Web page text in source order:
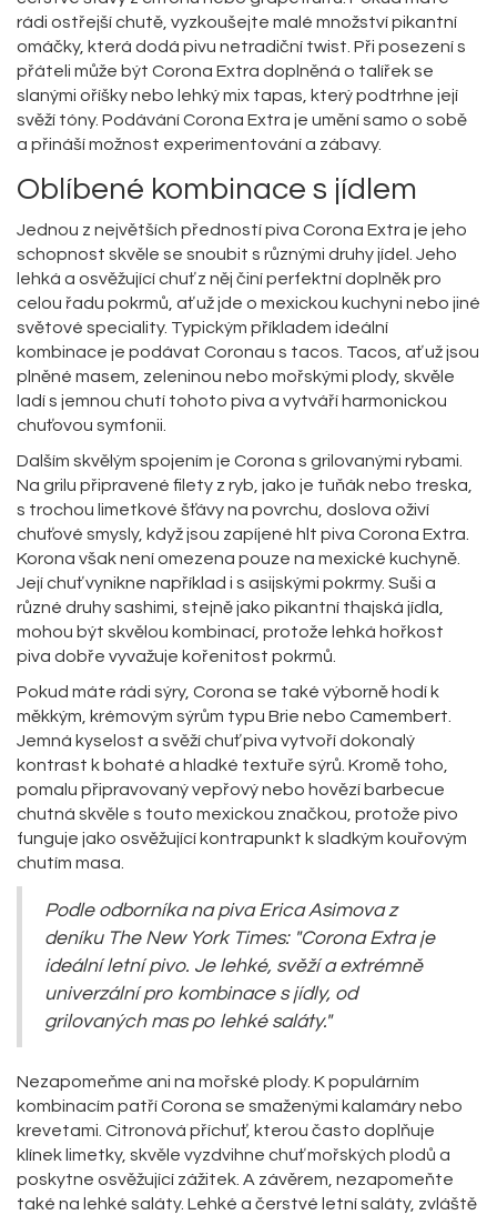
rádi ostřejší chutě, vyzkoušejte malé množství pikantní
omáčky, která dodá pivu netradiční twist. Při posezení s
přáteli může být Corona Extra doplněná o talířek se
slanými oříšky nebo lehký mix tapas, který podtrhne její
svěží tóny. Podávání Corona Extra je umění samo o sobě
a přináší možnost experimentování a zábavy.
Oblíbené kombinace s jídlem
Jednou z největších předností piva Corona Extra je jeho
schopnost skvěle se snoubit s různými druhy jídel. Jeho
lehká a osvěžující chuť z něj činí perfektní doplněk pro
celou řadu pokrmů, ať už jde o mexickou kuchyni nebo jiné
světové speciality. Typickým příkladem ideální
kombinace je podávat Coronau s tacos. Tacos, ať už jsou
plněné masem, zeleninou nebo mořskými plody, skvěle
ladí s jemnou chutí tohoto piva a vytváří harmonickou
chuťovou symfonii.
Dalším skvělým spojením je Corona s grilovanými rybami.
Na grilu připravené filety z ryb, jako je tuňák nebo treska,
s trochou limetkové šťávy na povrchu, doslova oživí
chuťové smysly, když jsou zapíjené hlt piva Corona Extra.
Korona však není omezena pouze na mexické kuchyně.
Její chuť vynikne například i s asijskými pokrmy. Suši a
různé druhy sashimi, stejně jako pikantní thajská jídla,
mohou být skvělou kombinací, protože lehká hořkost
piva dobře vyvažuje kořenitost pokrmů.
Pokud máte rádi sýry, Corona se také výborně hodí k
měkkým, krémovým sýrům typu Brie nebo Camembert.
Jemná kyselost a svěží chuť piva vytvoří dokonalý
kontrast k bohaté a hladké textuře sýrů. Kromě toho,
pomalu připravovaný vepřový nebo hovězí barbecue
chutná skvěle s touto mexickou značkou, protože pivo
funguje jako osvěžující kontrapunkt k sladkým kouřovým
chutím masa.
Podle odborníka na piva Erica Asimova z
deníku The New York Times: "Corona Extra je
ideální letní pivo. Je lehké, svěží a extrémně
univerzální pro kombinace s jídly, od
grilovaných mas po lehké saláty."
Nezapomeňme ani na mořské plody. K populárním
kombinacím patří Corona se smaženými kalamáry nebo
krevetami. Citronová příchuť, kterou často doplňuje
klínek limetky, skvěle vyzdvihne chuť mořských plodů a
poskytne osvěžující zážitek. A závěrem, nezapomeňte
také na lehké saláty. Lehké a čerstvé letní saláty, zvláště